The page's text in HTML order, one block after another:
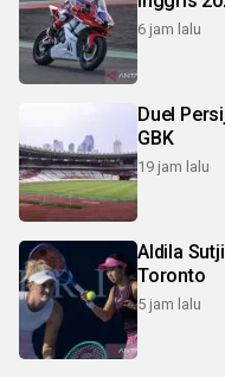
6 jam lalu
Duel
GBK
19 jam lalu
Aldila
Toronto
5 jam lalu